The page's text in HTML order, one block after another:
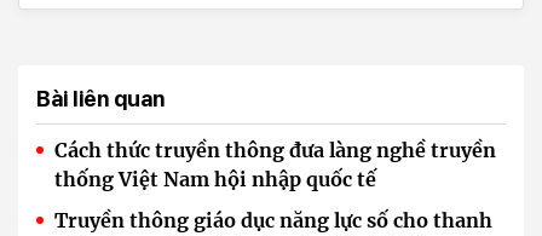
Bài liên quan
Cách thức truyền thông đưa làng nghề truyền
thống Việt Nam hội nhập quốc tế
Truyền thông giáo dục năng lực số cho thanh